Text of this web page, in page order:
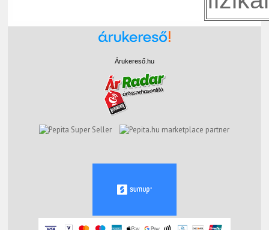
Árukereső.hu
marketplace partner